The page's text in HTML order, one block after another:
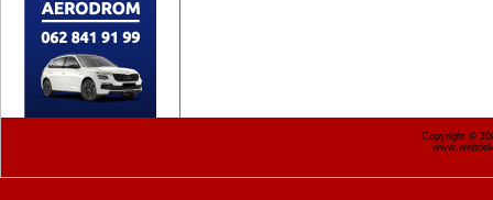
Copyright ©